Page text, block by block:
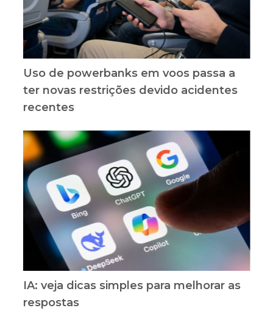
Uso de powerbanks em voos passa a
ter novas restrições devido acidentes
recentes
IA: veja dicas simples para melhorar as
respostas